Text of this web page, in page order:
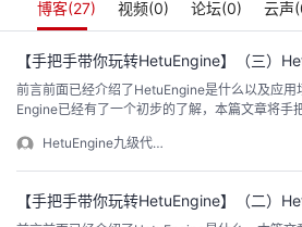
个
人
主
我
的
博客(27) 视频(0) 论坛(0) 云声(
【手把手带你玩转HetuEngine】（三）
前言前面已经介绍了HetuEngine是什么以及应
Engine已经有了一个初步的了解，本篇文章将手
实例两个维度进行资源规划，并且支持在高并发
进行负载分担和均衡，从而满足各种业务场景下
HetuEngine九级代言
【手把手带你玩转HetuEngine】（二）